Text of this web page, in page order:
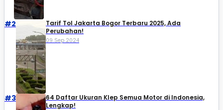
#2
Tarif Tol Jakarta Bogor Terbaru 2025, Ada
Perubahan!
09 Sep 2024
#3
64 Daftar Ukuran Klep Semua Motor di Indonesia,
Lengkap!